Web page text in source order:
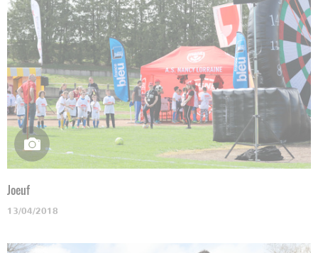
Joeuf
13/04/2018